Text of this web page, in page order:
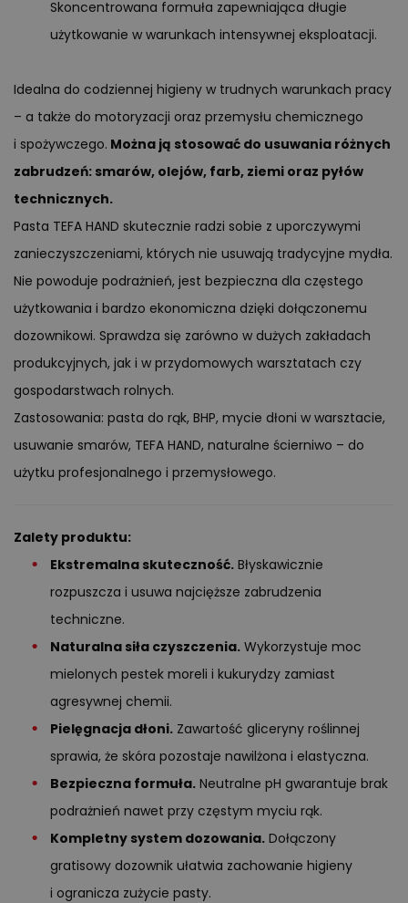
Skoncentrowana formuła zapewniająca długie
użytkowanie w warunkach intensywnej eksploatacji.
Idealna do codziennej higieny w trudnych warunkach pracy
– a także do motoryzacji oraz przemysłu chemicznego
i spożywczego. Można ją stosować do usuwania różnych
zabrudzeń: smarów, olejów, farb, ziemi oraz pyłów
technicznych.
Pasta TEFA HAND skutecznie radzi sobie z uporczywymi
zanieczyszczeniami, których nie usuwają tradycyjne mydła.
Nie powoduje podrażnień, jest bezpieczna dla częstego
użytkowania i bardzo ekonomiczna dzięki dołączonemu
dozownikowi. Sprawdza się zarówno w dużych zakładach
produkcyjnych, jak i w przydomowych warsztatach czy
gospodarstwach rolnych.
Zastosowania: pasta do rąk, BHP, mycie dłoni w warsztacie,
usuwanie smarów, TEFA HAND, naturalne ścierniwo – do
użytku profesjonalnego i przemysłowego.
Zalety produktu:
Ekstremalna skuteczność. Błyskawicznie
rozpuszcza i usuwa najcięższe zabrudzenia
techniczne.
Naturalna siła czyszczenia. Wykorzystuje moc
mielonych pestek moreli i kukurydzy zamiast
agresywnej chemii.
Pielęgnacja dłoni. Zawartość gliceryny roślinnej
sprawia, że skóra pozostaje nawilżona i elastyczna.
Bezpieczna formuła. Neutralne pH gwarantuje brak
podrażnień nawet przy częstym myciu rąk.
Kompletny system dozowania. Dołączony
gratisowy dozownik ułatwia zachowanie higieny
i ogranicza zużycie pasty.